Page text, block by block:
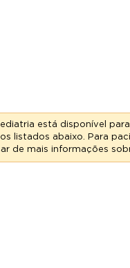
está disponível
listados abaixo. Para
de mais informações